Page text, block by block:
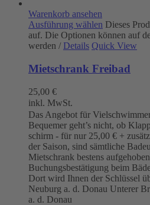
Warenkorb ansehen
Ausführung wählen Dieses
auf. Die Optionen können auf
werden / Details Quick View
Mietschrank Freibad
25,00 €
inkl. MwSt.
Das Angebot für
Bequemer geht’s nicht, ob
schirm - für nur 25,00 € +
der Saison, sind sämtliche
Mietschrank bestens
Buchungsbestätigung beim
Dort wird Ihnen der Schlüssel
Neuburg a. d. Donau Unterer
a. d. Donau